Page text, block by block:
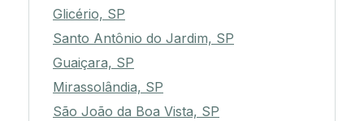
Glicério, SP
Santo Antônio do Jardim, SP
Guaiçara, SP
Mirassolândia, SP
São João da Boa Vista, SP